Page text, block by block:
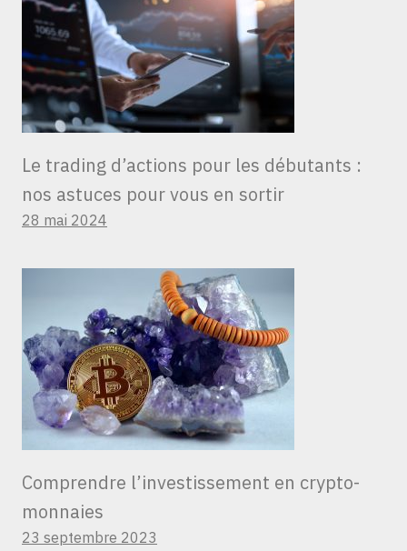
Le trading d’actions pour les débutants :
nos astuces pour vous en sortir
28 mai 2024
Comprendre l’investissement en crypto-
monnaies
23 septembre 2023